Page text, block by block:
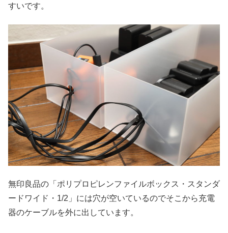
すいです。
無印良品の「ポリプロピレンファイルボックス・スタンダ
ードワイド・1/2」には穴が空いているのでそこから充電
器のケーブルを外に出しています。